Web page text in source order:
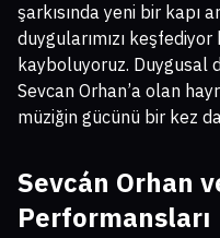
şarkısında yeni bir kapı
duygularımızı keşfediyor
kayboluyoruz. Duygusal
Sevcan Orhan’a olan
müziğin gücünü bir kez
Sevcán Orhan
Performansları